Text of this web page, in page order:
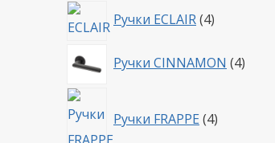
Ручки ECLAIR 44
Ручки CINNAMON 44
Ручки FRAPPE 4товара